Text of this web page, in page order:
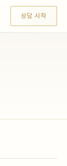
상담 시작